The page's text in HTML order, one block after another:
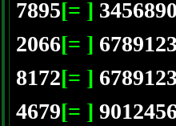
7895[= ]
2066[= ]
8172[= ]
4679[= ]